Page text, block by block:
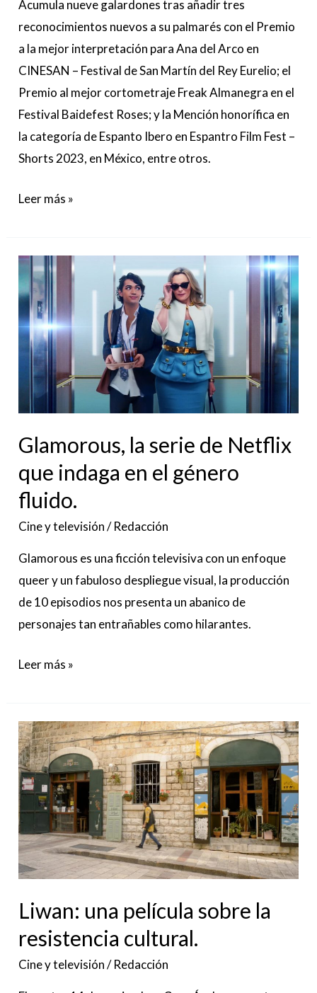
Acumula nueve galardones tras añadir tres
reconocimientos nuevos a su palmarés con el Premio
a la mejor interpretación para Ana del Arco en
CINESAN – Festival de San Martín del Rey Eurelio; el
Premio al mejor cortometraje Freak Almanegra en el
Festival Baidefest Roses; y la Mención honorífica en
la categoría de Espanto Ibero en Espantro Film Fest –
Shorts 2023, en México, entre otros.
Leer más »
Glamorous, la serie de Netflix
que indaga en el género
fluido.
Cine y televisión/Redacción
Glamorous es una ficción televisiva con un enfoque
queer y un fabuloso despliegue visual, la producción
de 10 episodios nos presenta un abanico de
personajes tan entrañables como hilarantes.
Glamorous,
la
serie
de
Netflix
que
indaga
el
fluido.
Leer más »
Liwan: una película sobre la
resistencia cultural.
Cine y televisión/Redacción
Liwan:
una
película
sobre
la
resistencia
cultural.